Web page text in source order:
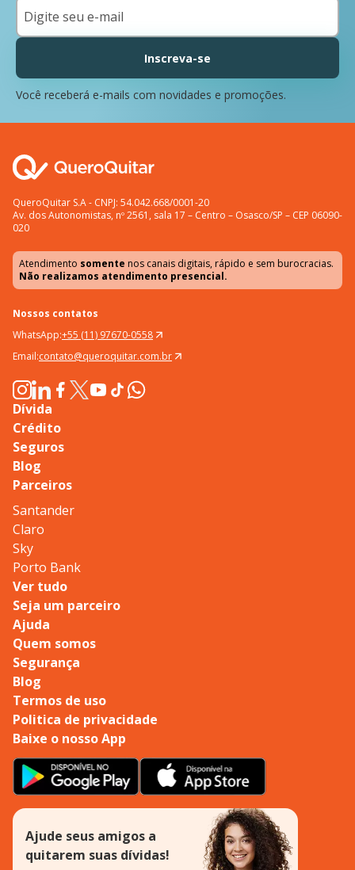
Inscreva-se
Você receberá e-mails com novidades e promoções.
QueroQuitar S.A - CNPJ: 54.042.668/0001-20
Av. dos Autonomistas, nº 2561, sala 17 – Centro – Osasco/SP – CEP 06090-
020
Atendimento somente nos canais digitais, rápido e sem burocracias.
Não realizamos atendimento presencial.
Nossos contatos
WhatsApp:+55 (11) 97670-0558
Email:contato@queroquitar.com.br
Dívida
Crédito
Seguros
Blog
Parceiros
Santander
Claro
Sky
Porto Bank
Ver tudo
Seja um parceiro
Ajuda
Quem somos
Segurança
Blog
Termos de uso
Politica de privacidade
Baixe o nosso App
Ajude seus amigos a
quitarem suas dívidas!